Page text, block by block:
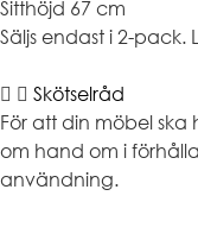
Sitthöjd 67 cm
Säljs endast i 2-pack.
Skötselråd
För att din möbel
om hand om i
användning.